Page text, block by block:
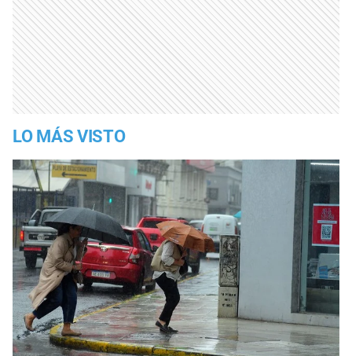
LO MÁS VISTO